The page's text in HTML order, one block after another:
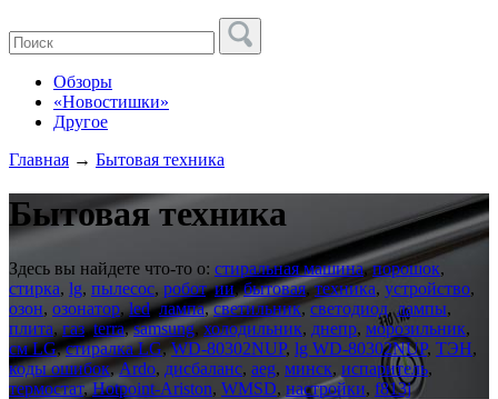
Обзоры
«Новостишки»
Другое
Главная → Бытовая техника
Бытовая техника
Здесь вы найдете что-то о: стиральная машина,порошок,
стирка, lg, пылесос, робот,ии ,бытовая,техника, устройство,
озон, озонатор,led,лампа,светильник,светодиод,лампы,
плита,газ,terra,samsung,холодильник, днепр, морозильник,
см LG,стиралка LG,WD-80302NUP, lg WD-80302NUP, ТЭН,
коды ошибок,Ardo, дисбаланс, aeg, минск, испаритель,
термостат,Hotpoint-Ariston, WMSD, настройки, f813j